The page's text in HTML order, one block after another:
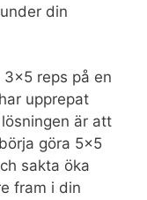
din
reps på en
upprepat
är att
göra 5×5
sakta öka
fram i din